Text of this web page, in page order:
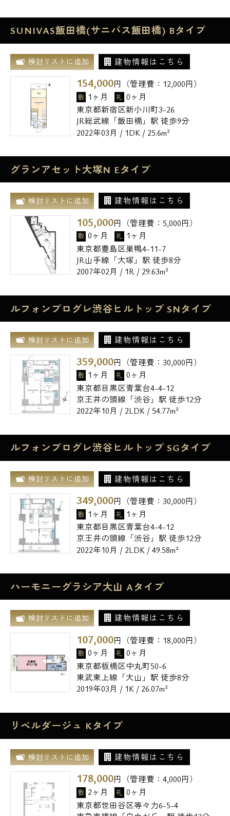
SUNIVAS飯田橋(サニバス飯田橋) Bタイプ
検討リストに追加 建物情報はこちら
154,000円（管理費： 12,000円）
敷 1ヶ月 礼 0ヶ月
東京都新宿区新小川町3-26
JR総武線「飯田橋」駅 徒歩9分
2022年03月 / 1DK / 25.6m²
グランアセット大塚N Eタイプ
検討リストに追加 建物情報はこちら
105,000円（管理費： 5,000円）
敷 0ヶ月 礼 1ヶ月
東京都豊島区巣鴨4-11-7
JR山手線「大塚」駅 徒歩8分
2007年02月 / 1R / 29.63m²
ルフォンプログレ渋谷ヒルトップ SNタイプ
検討リストに追加 建物情報はこちら
359,000円（管理費： 30,000円）
敷 1ヶ月 礼 0ヶ月
東京都目黒区青葉台4-4-12
京王井の頭線「渋谷」駅 徒歩12分
2022年10月 / 2LDK / 54.77m²
ルフォンプログレ渋谷ヒルトップ SGタイプ
検討リストに追加 建物情報はこちら
349,000円（管理費： 30,000円）
敷 1ヶ月 礼 1ヶ月
東京都目黒区青葉台4-4-12
京王井の頭線「渋谷」駅 徒歩12分
2022年10月 / 2LDK / 49.58m²
ハーモニーグラシア大山 Aタイプ
検討リストに追加 建物情報はこちら
107,000円（管理費： 18,000円）
敷 0ヶ月 礼 0ヶ月
東京都板橋区中丸町50-6
東武東上線「大山」駅 徒歩8分
2019年03月 / 1K / 26.07m²
リベルダージュ Kタイプ
検討リストに追加 建物情報はこちら
178,000円（管理費： 4,000円）
敷 2ヶ月 礼 0ヶ月
東京都世田谷区等々力6-5-4